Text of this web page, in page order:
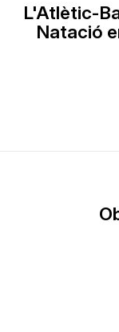
L'Atlètic-
Natació